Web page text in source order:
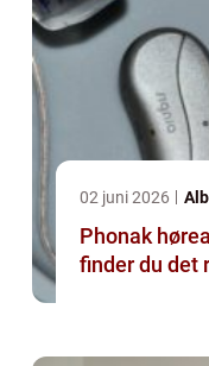
02 juni 2026
Phonak
finder du det